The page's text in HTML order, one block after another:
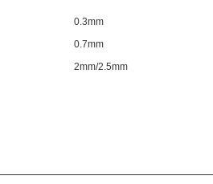
0.3mm
0.7mm
2mm/2.5mm